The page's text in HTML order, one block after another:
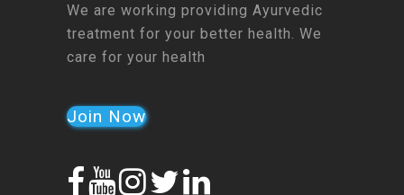
We are working providing Ayurvedic
treatment for your better health. We
care for your health
Join Now